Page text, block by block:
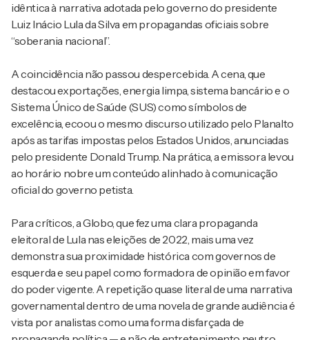
idêntica à narrativa adotada pelo governo do presidente
Luiz Inácio Lula da Silva em propagandas oficiais sobre
“soberania nacional”.
A coincidência não passou despercebida. A cena, que
destacou exportações, energia limpa, sistema bancário e o
Sistema Único de Saúde (SUS) como símbolos de
excelência, ecoou o mesmo discurso utilizado pelo Planalto
após as tarifas impostas pelos Estados Unidos, anunciadas
pelo presidente Donald Trump. Na prática, a emissora levou
ao horário nobre um conteúdo alinhado à comunicação
oficial do governo petista.
Para críticos, a Globo, que fez uma clara propaganda
eleitoral de Lula nas eleições de 2022, mais uma vez
demonstra sua proximidade histórica com governos de
esquerda e seu papel como formadora de opinião em favor
do poder vigente. A repetição quase literal de uma narrativa
governamental dentro de uma novela de grande audiência é
vista por analistas como uma forma disfarçada de